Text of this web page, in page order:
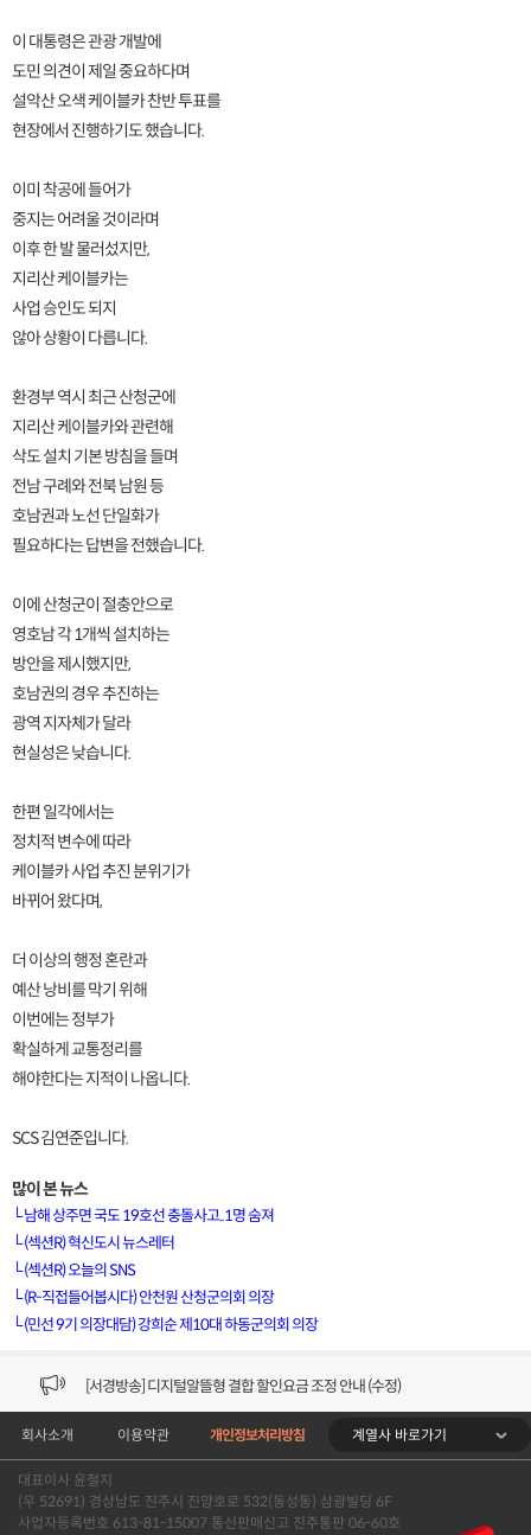
이 대통령은 관광 개발에
도민 의견이 제일 중요하다며
설악산 오색 케이블카 찬반 투표를
현장에서 진행하기도 했습니다.
이미 착공에 들어가
중지는 어려울 것이라며
이후 한 발 물러섰지만,
지리산 케이블카는
사업 승인도 되지
않아 상황이 다릅니다.
환경부 역시 최근 산청군에
지리산 케이블카와 관련해
삭도 설치 기본 방침을 들며
전남 구례와 전북 남원 등
호남권과 노선 단일화가
필요하다는 답변을 전했습니다.
이에 산청군이 절충안으로
영호남 각 1개씩 설치하는
방안을 제시했지만,
호남권의 경우 추진하는
광역 지자체가 달라
현실성은 낮습니다.
한편 일각에서는
정치적 변수에 따라
케이블카 사업 추진 분위기가
바뀌어 왔다며,
더 이상의 행정 혼란과
예산 낭비를 막기 위해
이번에는 정부가
확실하게 교통정리를
해야한다는 지적이 나옵니다.
SCS 김연준입니다.
많이 본 뉴스
└남해 상주면 국도 19호선 충돌사고..1명 숨져
└(섹션R) 혁신도시 뉴스레터
└(섹션R) 오늘의 SNS
└(R-직접들어봅시다) 안천원 산청군의회 의장
└(민선 9기 의장대담) 강희순 제10대 하동군의회 의장
[VOD공지] 청춘초이스 이용금액 변경 안내
[서경방송] 일부 채널편성 변경 안내의 건 (7/22)
[서경방송] 디지털알뜰형 결합 할인요금 조정 안내 (수정)
[공지] 개인정보처리방침 (Ver2.15) 개정의 건 (7/1)
[서경방송] 일부 채널편성 변경 안내의 건 (7/1)
회사소개 이용약관 개인정보처리방침 계열사 바로가기
대표이사 윤철지
(우 52691) 경상남도 진주시 진양호로 532(동성동) 삼광빌딩 6F
사업자등록번호 613-81-15007 통신판매신고 진주통판 06-60호